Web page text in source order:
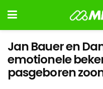
Jan Bauer en
emotionele
pasgeboren